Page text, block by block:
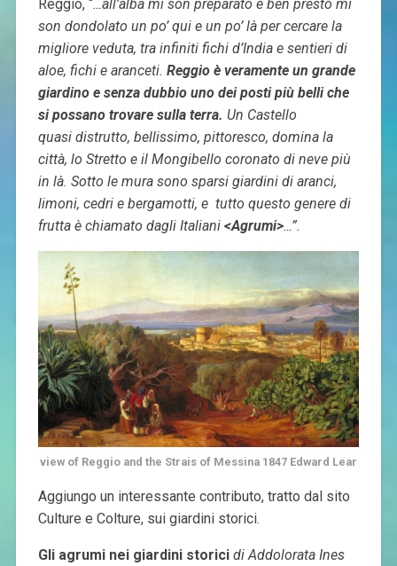
Reggio, “…all’alba mi son preparato e ben presto mi
son dondolato un po’ qui e un po’ là per cercare la
migliore veduta, tra infiniti fichi d’India e sentieri di
aloe, fichi e aranceti. Reggio è veramente un grande
giardino e senza dubbio uno dei posti più belli che
si possano trovare sulla terra. Un Castello
quasi distrutto, bellissimo, pittoresco, domina la
città, lo Stretto e il Mongibello coronato di neve più
in là. Sotto le mura sono sparsi giardini di aranci,
limoni, cedri e bergamotti, e tutto questo genere di
frutta è chiamato dagli Italiani <Agrumi>…”.
view of Reggio and the Strais of Messina 1847 Edward Lear
Aggiungo un interessante contributo, tratto dal sito
Culture e Colture, sui giardini storici.
Gli agrumi nei giardini storici di Addolorata Ines